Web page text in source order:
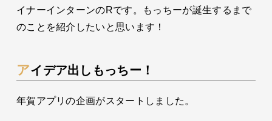
イナーインターンのRです。もっちーが誕生するまで
のことを紹介したいと思います！
アイデア出しもっちー！
年賀アプリの企画がスタートしました。